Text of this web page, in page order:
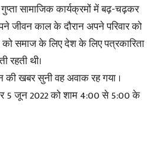
सामाजिक कार्यक्रमों में बढ़-चढ़कर
जीवन काल के दौरान अपने परिवार को
समाज के लिए देश के लिए पत्रकारिता
थी।
खबर सुनी वह अवाक रह गया ।
5 जून 2022 को शाम 4:00 से 5:00 के